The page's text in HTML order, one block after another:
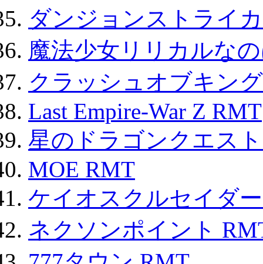
ダンジョンストライ
魔法少女リリカルな
クラッシュオブキン
Last Empire-War Z RMT
星のドラゴンクエス
MOE RMT
ケイオスクルセイダ
ネクソンポイント